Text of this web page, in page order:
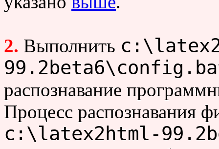
2. Выполнить
распознавание
Процесс распознавания
c:\latex2html-